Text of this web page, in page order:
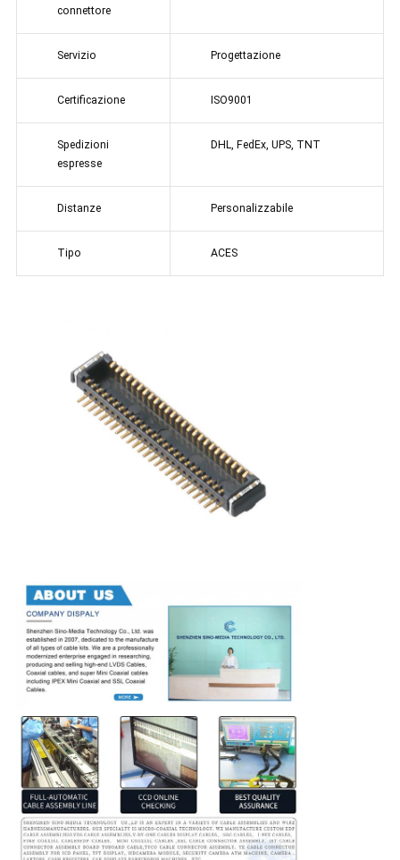
connettore
Servizio Progettazione
Certificazione ISO9001
Spedizioni
espresse
DHL, FedEx, UPS, TNT
Distanze Personalizzabile
Tipo ACES